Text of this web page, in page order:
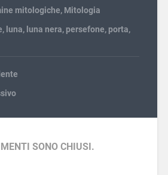
mitologiche, Mitologia
, luna, luna nera, persefone, porta,
SONO CHIUSI.